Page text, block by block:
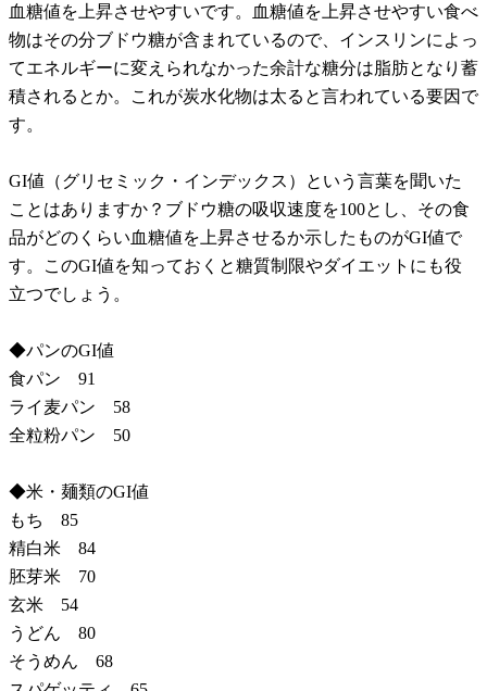
血糖値を上昇させやすいです。血糖値を上昇させやすい食べ
物はその分ブドウ糖が含まれているので、インスリンによっ
てエネルギーに変えられなかった余計な糖分は脂肪となり蓄
積されるとか。これが炭水化物は太ると言われている要因で
す。
GI値（グリセミック・インデックス）という言葉を聞いた
ことはありますか？ブドウ糖の吸収速度を100とし、その食
品がどのくらい血糖値を上昇させるか示したものがGI値で
す。このGI値を知っておくと糖質制限やダイエットにも役
立つでしょう。
◆パンのGI値
食パン 91
ライ麦パン 58
全粒粉パン 50
◆米・麺類のGI値
もち 85
精白米 84
胚芽米 70
玄米 54
うどん 80
そうめん 68